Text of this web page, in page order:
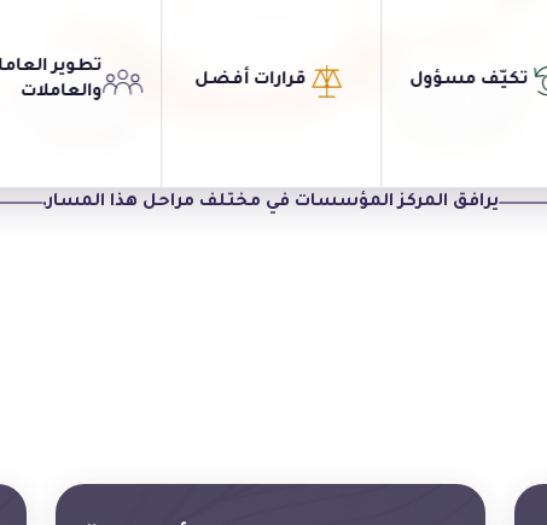
بناء المعارف، والحكم
إدماج التغيير عبر
تكيّف مسؤول قرارات أفضل
تطوير
والعاملات
يرافق المركز المؤسسات في مختلف مراحل هذا المسار.